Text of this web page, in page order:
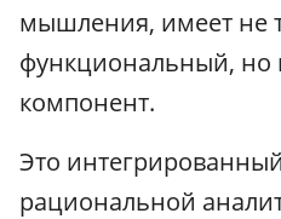
мышления, имеет не
функциональный,
компонент.
Это
рациональной